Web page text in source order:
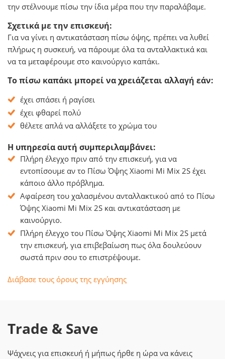
την στέλνουμε πίσω την ίδια μέρα που την παραλάβαμε.
Σχετικά με την επισκευή:
Για να γίνει η αντικατάσταση πίσω όψης, πρέπει να λυθεί
πλήρως η συσκευή, να πάρουμε όλα τα ανταλλακτικά και
να τα μεταφέρουμε στο καινούργιο καπάκι.
Το πίσω καπάκι μπορεί να χρειάζεται αλλαγή εάν:
έχει σπάσει ή ραγίσει
έχει φθαρεί πολύ
θέλετε απλά να αλλάξετε το χρώμα του
Η υπηρεσία αυτή συμπεριλαμβάνει:
Πλήρη έλεγχο πριν από την επισκευή, για να
εντοπίσουμε αν το Πίσω Όψης Xiaomi Mi Mix 2S έχει
κάποιο άλλο πρόβλημα.
Αφαίρεση του χαλασμένου ανταλλακτικού από το Πίσω
Όψης Xiaomi Mi Mix 2S και αντικατάσταση με
καινούργιο.
Πλήρη έλεγχο του Πίσω Όψης Xiaomi Mi Mix 2S μετά
την επισκευή, για επιβεβαίωση πως όλα δουλεύουν
σωστά πριν σου το επιστρέψουμε.
Διάβασε τους όρους της εγγύησης
Trade & Save
Ψάχνεις για επισκευή ή μήπως ήρθε η ώρα να κάνεις